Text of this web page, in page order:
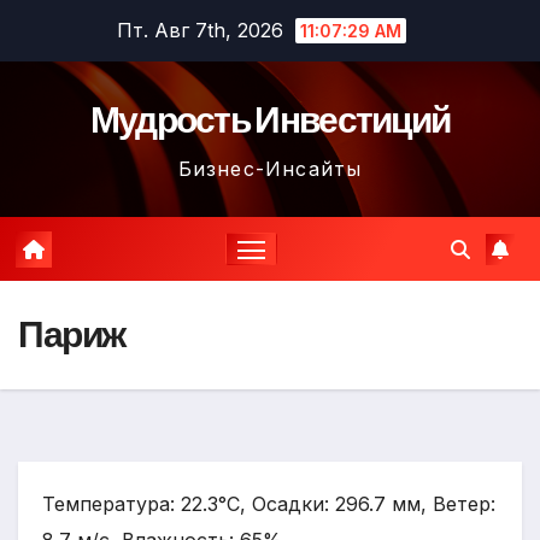
содержимому
Пт. Авг 7th, 2026 11:07:30 AM
Мудрость Инвестиций
Бизнес-Инсайты
Париж
Температура: 22.3°C, Осадки: 296.7 мм, Ветер: